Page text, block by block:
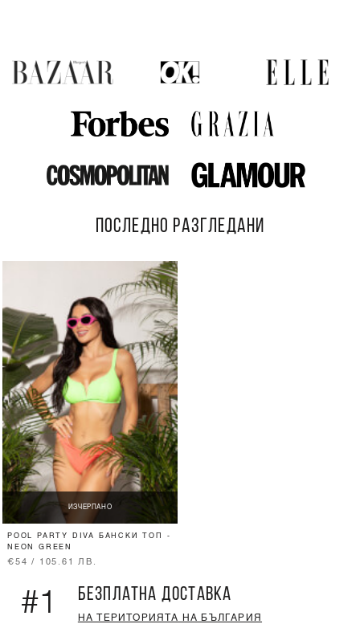
ПОСЛЕДНО РАЗГЛЕДАНИ
ИЗЧЕРПАНО
POOL PARTY DIVA БАНСКИ ТОП -
NEON GREEN
€54 / 105.61 ЛВ.
#1 БЕЗПЛАТНА ДОСТАВКА
НА ТЕРИТОРИЯТА НА БЪЛГАРИЯ